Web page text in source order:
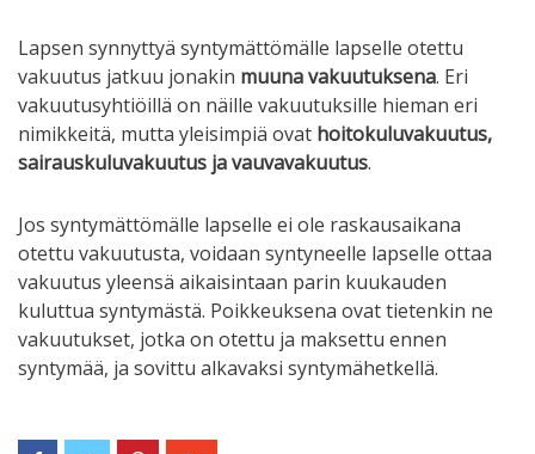
Lapsen synnyttyä syntymättömälle lapselle otettu
vakuutus jatkuu jonakin muuna vakuutuksena. Eri
vakuutusyhtiöillä on näille vakuutuksille hieman eri
nimikkeitä, mutta yleisimpiä ovat hoitokuluvakuutus,
sairauskuluvakuutus ja vauvavakuutus.
Jos syntymättömälle lapselle ei ole raskausaikana
otettu vakuutusta, voidaan syntyneelle lapselle ottaa
vakuutus yleensä aikaisintaan parin kuukauden
kuluttua syntymästä. Poikkeuksena ovat tietenkin ne
vakuutukset, jotka on otettu ja maksettu ennen
syntymää, ja sovittu alkavaksi syntymähetkellä.